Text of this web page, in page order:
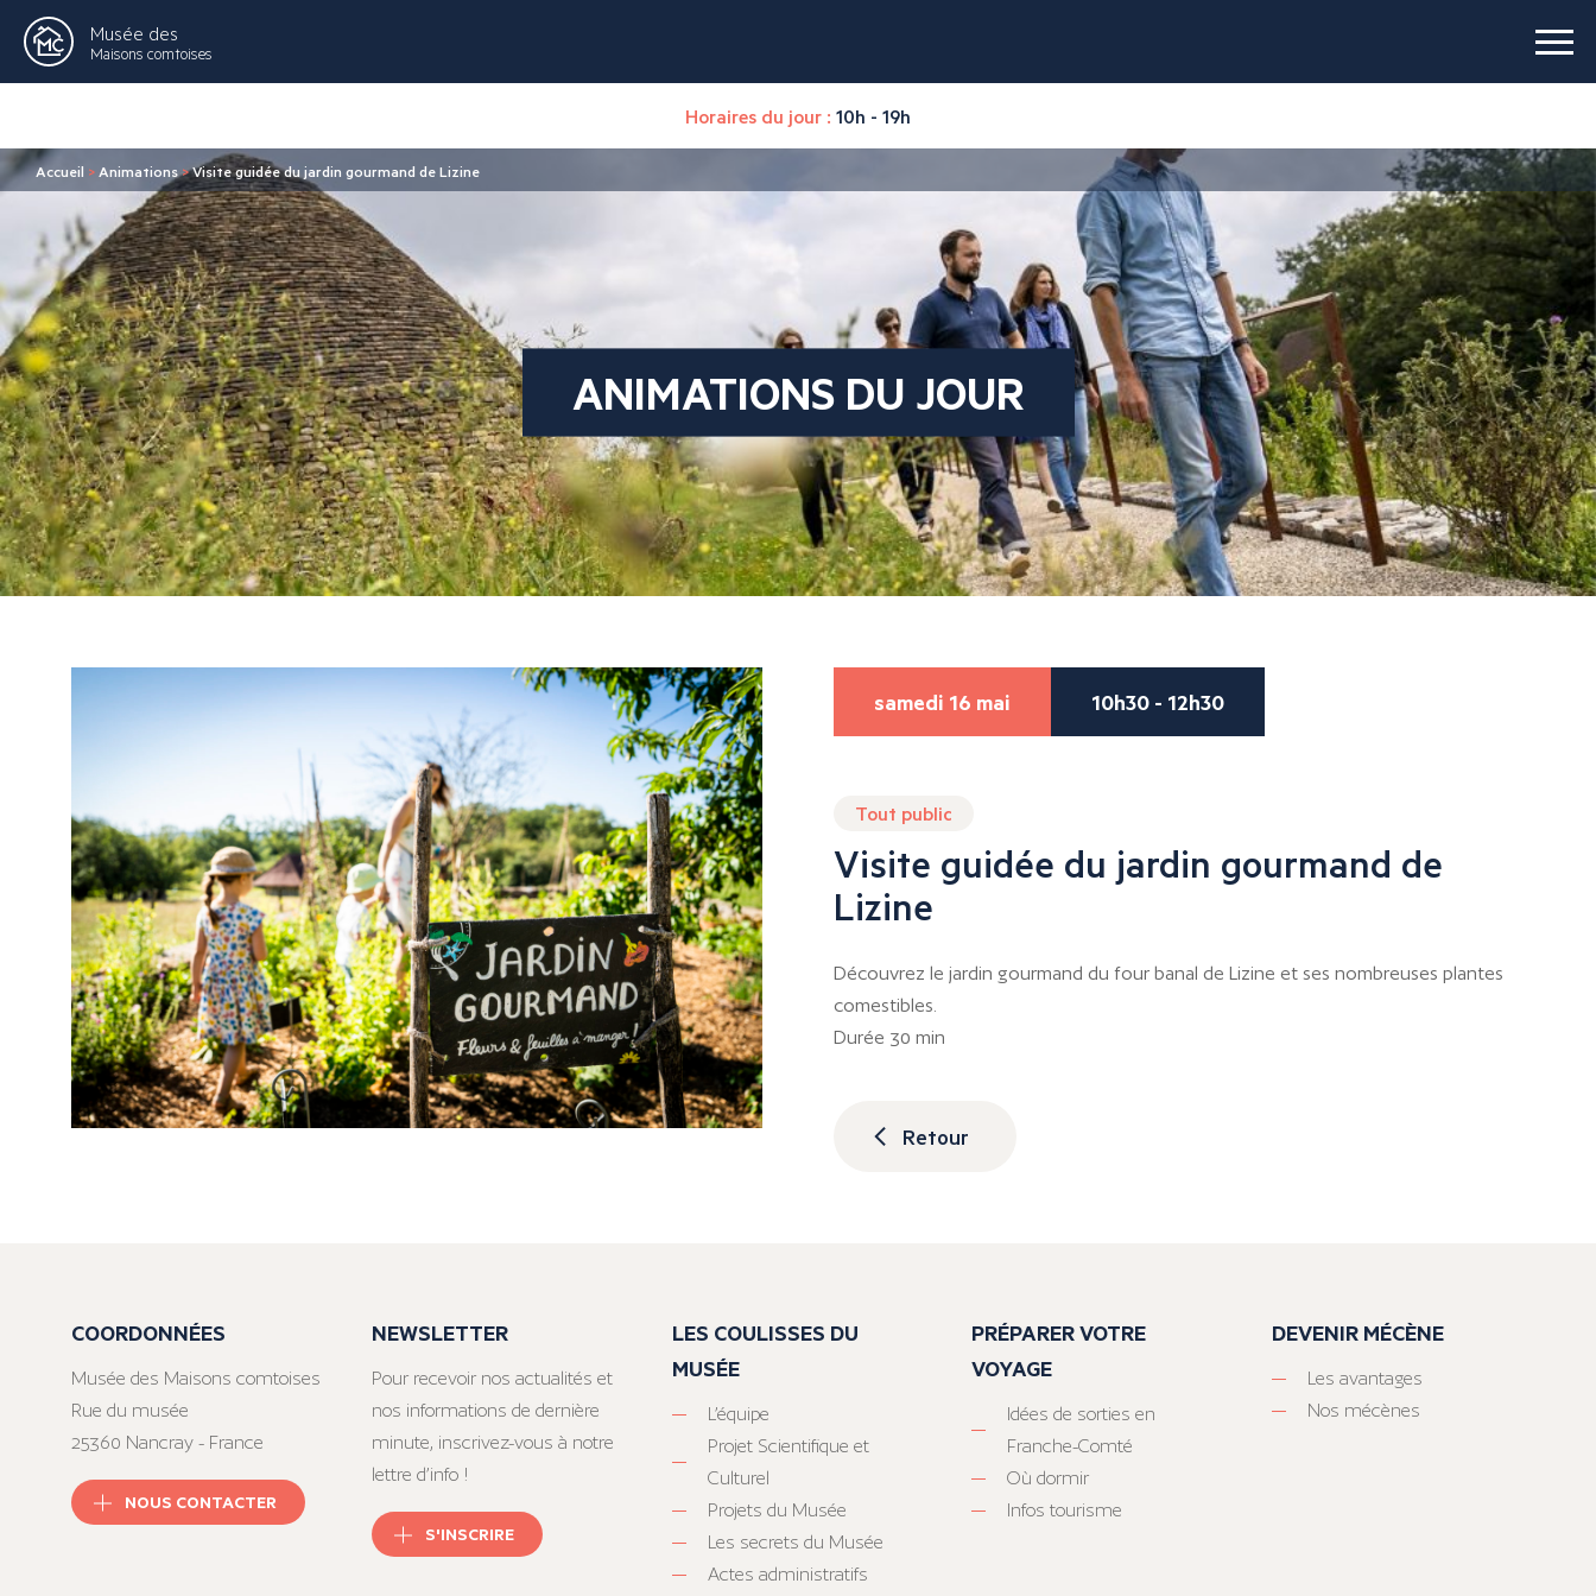
Musée des
Maisons comtoises
Horaires du jour : 10h - 19h
Accueil > Animations>Visite guidée du jardin gourmand de Lizine
ANIMATIONS DU JOUR
samedi 16 mai 10h30 - 12h30
Tout public
Visite guidée du jardin gourmand de
Lizine
Découvrez le jardin gourmand du four banal de Lizine et ses nombreuses plantes
comestibles.
Durée 30 min
Retour
COORDONNÉES
Musée des Maisons comtoises
Rue du musée
25360 Nancray - France
NOUS CONTACTER
NEWSLETTER
Pour recevoir nos actualités et
nos informations de dernière
minute, inscrivez-vous à notre
lettre d’info !
S'INSCRIRE
LES COULISSES DU
MUSÉE
L’équipe
Projet Scientifique et
Culturel
Projets du Musée
Les secrets du Musée
Actes administratifs
PRÉPARER VOTRE
VOYAGE
Idées de sorties en
Franche-Comté
Où dormir
Infos tourisme
DEVENIR MÉCÈNE
Les avantages
Nos mécènes